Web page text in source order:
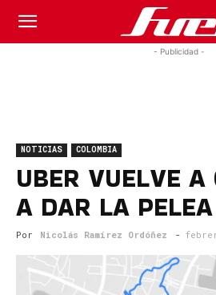
Fuel
Magazine
- Publicidad -
NOTICIAS COLOMBIA
UBER VUELVE
A DAR LA PELEA
Por Nicolás Ramírez Ordóñez -